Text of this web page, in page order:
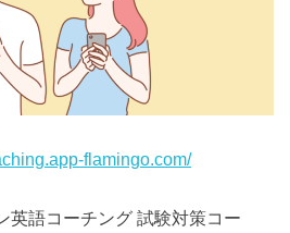
flamingo.com/
英語コーチング 試験対策コー